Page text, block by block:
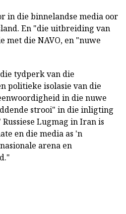
in die binnelandse media oor
En "die uitbreiding van
met die NAVO, en "nuwe
tydperk van die
politieke isolasie van die
in die nuwe
strooi" in die inligting
Lugmag in Iran is
en die media as 'n
arena en